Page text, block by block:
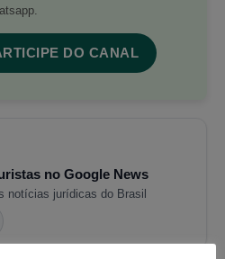
DO CANAL
no Google News
notícias jurídicas do Brasil